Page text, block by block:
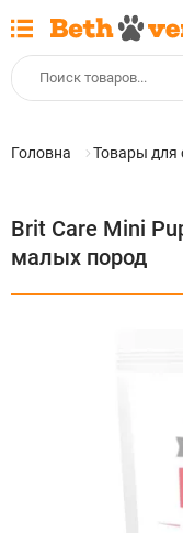
Головна Товары для
Brit Care Mini
малых пород